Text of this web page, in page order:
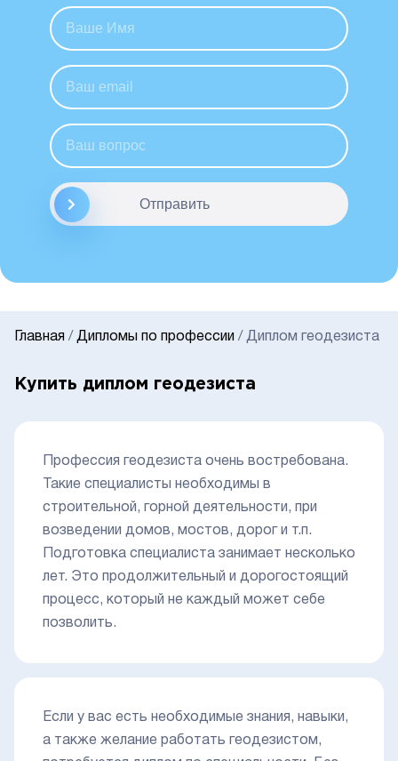
Отправить
Главная / Дипломы по профессии / Диплом геодезиста
Купить диплом геодезиста
Профессия геодезиста очень востребована.
Такие специалисты необходимы в
строительной, горной деятельности, при
возведении домов, мостов, дорог и т.п.
Подготовка специалиста занимает несколько
лет. Это продолжительный и дорогостоящий
процесс, который не каждый может себе
позволить.
Если у вас есть необходимые знания, навыки,
а также желание работать геодезистом,